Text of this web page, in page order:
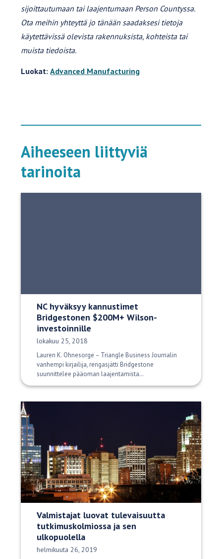
sijoittautumaan tai laajentumaan Person Countyssa.
Ota meihin yhteyttä jo tänään saadaksesi tietoja
käytettävissä olevista rakennuksista, kohteista tai
muista tiedoista.
Luokat: Advanced Manufacturing
Aiheeseen liittyviä
tarinoita
NC hyväksyy kannustimet
Bridgestonen $200M+ Wilson-
investoinnille
Julkaisupäivä:
lokakuu 25, 2018
Lauren K. Ohnesorge – Triangle Business Journalin
vanhempi kirjailija, rengasjätti Bridgestone
suunnittelee pääoman laajentamista…
Valmistajat luovat tulevaisuutta
tutkimuskolmiossa ja sen
ulkopuolella
Julkaisupäivä:
helmikuuta 26, 2019